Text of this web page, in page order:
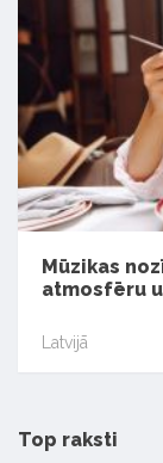
Mūzikas
atmosfēru
Latvijā
Top raksti